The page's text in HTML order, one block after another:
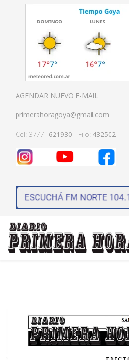
AGENDAR NUEVO E-MAIL
primerahoragoya@gmail.com
Cel: 3777- 621930 - Fijo: 432502